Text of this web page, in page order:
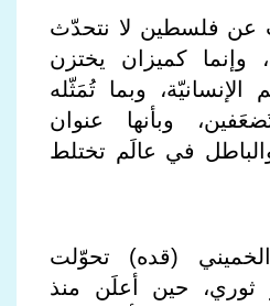
عن فلسطين لا نتحدّث
وإنما كميزان يختزن
الإنسانيّة، وبما تُمَثّله
وبأنها عنوان
في عالَم تختلط
(قده) تحوّلت
حين أعلَن منذ